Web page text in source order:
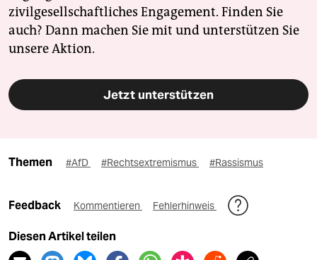
zivilgesellschaftliches Engagement. Finden Sie
auch? Dann machen Sie mit und unterstützen Sie
unsere Aktion.
Jetzt unterstützen
Themen #AfD #Rechtsextremismus #Rassismus
Feedback Kommentieren Fehlerhinweis
Diesen Artikel teilen